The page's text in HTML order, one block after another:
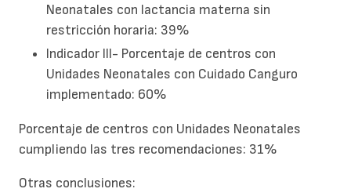
Neonatales con lactancia materna sin
restricción horaria: 39%
Indicador III- Porcentaje de centros con
Unidades Neonatales con Cuidado Canguro
implementado: 60%
Porcentaje de centros con Unidades Neonatales
cumpliendo las tres recomendaciones: 31%
Otras conclusiones: